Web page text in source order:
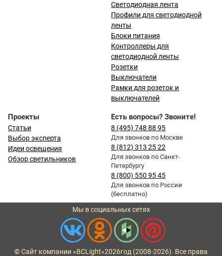
Светодиодная лента
Профили для светодиодной
ленты
Блоки питания
Контроллеры для
светодиодной ленты
Розетки
Выключатели
Рамки для розеток и
выключателей
Проекты
Статьи
Выбор эксперта
Идеи освещения
Обзор светильников
Есть вопросы? Звоните!
8 (495) 748 88 95
Для звонков по Москве
8 (812) 313 25 22
Для звонков по Санкт-
Петербургу
8 (800) 550 95 45
Для звонков по России
(бесплатно)
Мы в социальных сетях
© Сайт компании «BCLight»2026год (2008-2026). Все права